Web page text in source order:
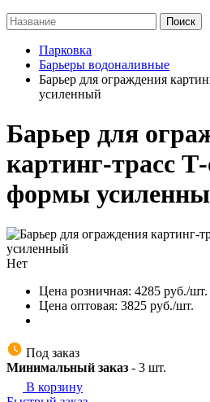
Поиск
Парковка
Барьеры водоналивные
Барьер для ограждения
усиленный
Барьер для
картинг-трасс
формы
Нет
Цена розничная: 4285 руб./шт.
Цена оптовая: 3825 руб./шт.
Под заказ
Минимальный заказ - 3 шт.
В корзину